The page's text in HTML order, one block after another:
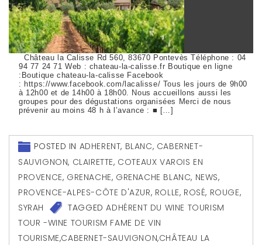
Château la Calisse Rd 560, 83670 Pontevès Téléphone : 04
94 77 24 71 Web : chateau-la-calisse.fr Boutique en ligne
:Boutique chateau-la-calisse Facebook
: https://www.facebook.com/lacalisse/ Tous les jours de 9h00
à 12h00 et de 14h00 à 18h00. Nous accueillons aussi les
groupes pour des dégustations organisées Merci de nous
prévenir au moins 48 h à l’avance : ■ […]
POSTED IN ADHERENT, BLANC, CABERNET-
SAUVIGNON, CLAIRETTE, COTEAUX VAROIS EN
PROVENCE, GRENACHE, GRENACHE BLANC, NEWS,
PROVENCE-ALPES-CÔTE D'AZUR, ROLLE, ROSÉ, ROUGE,
SYRAH
TAGGEDADHÉRENT DU WINE TOURISM
TOUR -WINE TOURISM FAME DE VIN
TOURISME,CABERNET-SAUVIGNON,CHÂTEAU LA